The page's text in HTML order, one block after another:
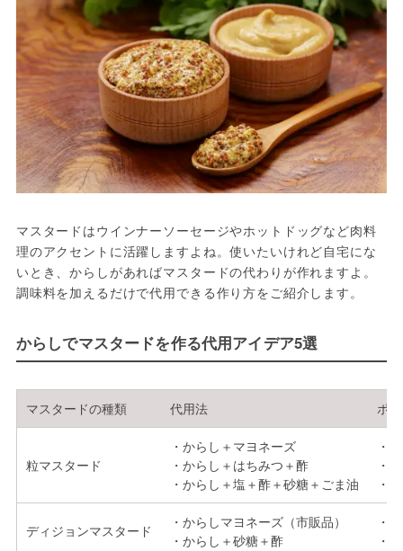
マスタードはウインナーソーセージやホットドッグなど肉料
理のアクセントに活躍しますよね。使いたいけれど自宅にな
いとき、からしがあればマスタードの代わりが作れますよ。
調味料を加えるだけで代用できる作り方をご紹介します。
からしでマスタードを作る代用アイデア5選
マスタードの種類 代用法 ポ
粒マスタード
・からし＋マヨネーズ
・からし＋はちみつ＋酢
・からし＋塩＋酢＋砂糖＋ごま油
・
・
・
ディジョンマスタード
・からしマヨネーズ（市販品）
・からし＋砂糖＋酢
・
・